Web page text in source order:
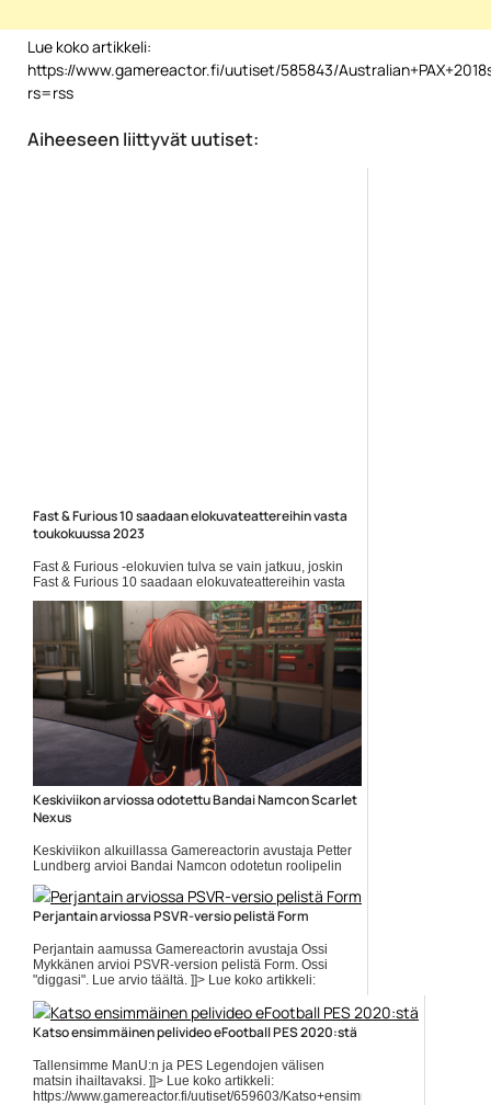
Lue koko artikkeli:
https://www.gamereactor.fi/uutiset/585843/
rs=rss
Aiheeseen liittyvät uutiset:
Fast & Furious 10 saadaan elokuvateattereihin vasta
toukokuussa 2023
Fast & Furious -elokuvien tulva se vain jatkuu, joskin
Fast & Furious 10 saadaan elokuvateattereihin vasta
toukokuussa 2023. The Wrap huomauttaa, että lykkäys
laittaa... Lue koko artikkeli:
https://www.gamereactor.fi/uutiset/910393/Fast+Fur...
Yleinen
Keskiviikon arviossa odotettu Bandai Namcon Scarlet
Nexus
Keskiviikon alkuillassa Gamereactorin avustaja Petter
Lundberg arvioi Bandai Namcon odotetun roolipelin
Scarlet Nexus. Lue arvio täältä. ]]> Lue koko artikkeli:
https://www.gamereactor.fi/uutiset/861733/
Yleinen
Perjantain arviossa PSVR-versio pelistä Form
Perjantain aamussa Gamereactorin avustaja Ossi
Mykkänen arvioi PSVR-version pelistä Form. Ossi
"diggasi". Lue arvio täältä. ]]> Lue koko artikkeli:
https://www.gamereactor.fi/uutiset/751093/
r...
Yleinen
Katso ensimmäinen pelivideo eFootball PES 2020:stä
Tallensimme ManU:n ja PES Legendojen välisen
matsin ihailtavaksi. ]]> Lue koko artikkeli:
https://www.gamereactor.fi/uutiset/659603/